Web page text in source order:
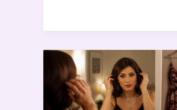
Déguisement
homme
en
femme